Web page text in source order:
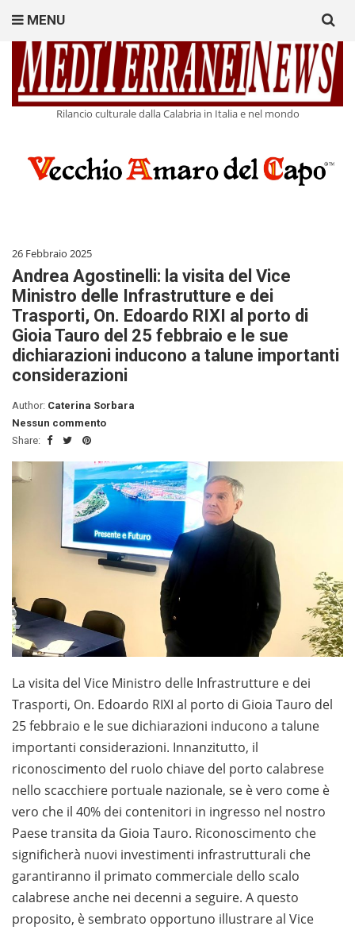
Rilancio culturale dalla Calabria in Italia e nel mondo
MENU
for:
26 Febbraio 2025
Andrea Agostinelli: la visita del Vice
Ministro delle Infrastrutture e dei
Trasporti, On. Edoardo RIXI al porto di
Gioia Tauro del 25 febbraio e le sue
dichiarazioni inducono a talune importanti
considerazioni
Author: Caterina Sorbara
Nessun commento
Share:
La visita del Vice Ministro delle Infrastrutture e dei
Trasporti, On. Edoardo RIXI al porto di Gioia Tauro del
25 febbraio e le sue dichiarazioni inducono a talune
importanti considerazioni. Innanzitutto, il
riconoscimento del ruolo chiave del porto calabrese
nello scacchiere portuale nazionale, se è vero come è
vero che il 40% dei contenitori in ingresso nel nostro
Paese transita da Gioia Tauro. Riconoscimento che
significherà nuovi investimenti infrastrutturali che
garantiranno il primato commerciale dello scalo
calabrese anche nei decenni a seguire. A questo
proposito, è sembrato opportuno illustrare al Vice